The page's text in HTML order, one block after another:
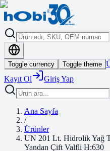
Toggle currency Toggle theme
Kayıt Ol
Giriş Yap
Ana Sayfa
/
Ürünler
UN 201 Lt. Hidrolik Yağ
Yandan Çift Valfli H:630